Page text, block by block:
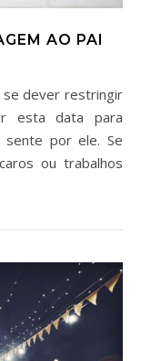
AO PAI
esta data para
por ele. Se
ou trabalhos